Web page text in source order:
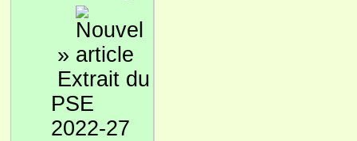
»
Extrait du
PSE
2022-27